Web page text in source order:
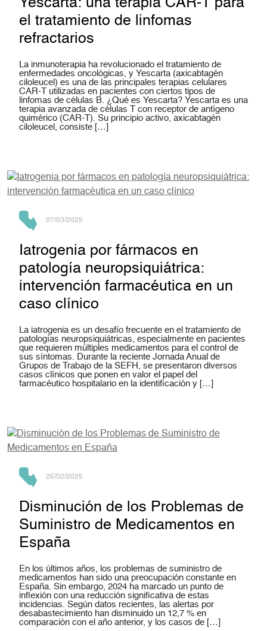
Yescarta: una terapia CAR-T para
el tratamiento de linfomas
refractarios
La inmunoterapia ha revolucionado el tratamiento de
enfermedades oncológicas, y Yescarta (axicabtagén
ciloleucel) es una de las principales terapias celulares
CAR-T utilizadas en pacientes con ciertos tipos de
linfomas de células B. ¿Qué es Yescarta? Yescarta es una
terapia avanzada de células T con receptor de antígeno
quimérico (CAR-T). Su principio activo, axicabtagén
ciloleucel, consiste […]
07/03/2025
Iatrogenia por fármacos en
patología neuropsiquiátrica:
intervención farmacéutica en un
caso clínico
La iatrogenia es un desafío frecuente en el tratamiento de
patologías neuropsiquiátricas, especialmente en pacientes
que requieren múltiples medicamentos para el control de
sus síntomas. Durante la reciente Jornada Anual de
Grupos de Trabajo de la SEFH, se presentaron diversos
casos clínicos que ponen en valor el papel del
farmacéutico hospitalario en la identificación y […]
26/02/2025
Disminución de los Problemas de
Suministro de Medicamentos en
España
En los últimos años, los problemas de suministro de
medicamentos han sido una preocupación constante en
España. Sin embargo, 2024 ha marcado un punto de
inflexión con una reducción significativa de estas
incidencias. Según datos recientes, las alertas por
desabastecimiento han disminuido un 12,7 % en
comparación con el año anterior, y los casos de […]